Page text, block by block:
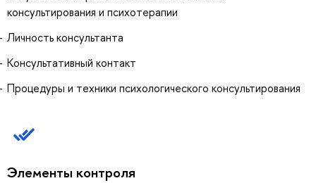
консультирования и психотерапии
Личность консультанта
Консультативный контакт
Процедуры и техники психологического консультирования
Элементы контроля